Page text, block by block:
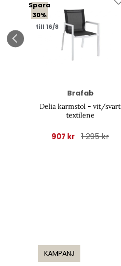
Spara
30%
till 16/8
Brafab
Delia karmstol - vit/svart
textilene
907 kr 1 295 kr
KAMPANJ